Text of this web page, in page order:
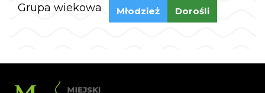
Grupa wiekowa Młodzież Dorośli